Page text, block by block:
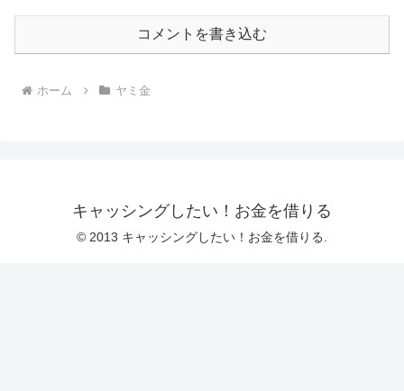
コメントを書き込む
ホーム ヤミ金
キャッシングしたい！お金を借りる
© 2013 キャッシングしたい！お金を借りる.